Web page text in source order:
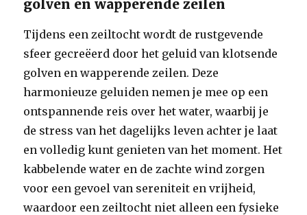
golven en wapperende zeilen
Tijdens een zeiltocht wordt de rustgevende
sfeer gecreëerd door het geluid van klotsende
golven en wapperende zeilen. Deze
harmonieuze geluiden nemen je mee op een
ontspannende reis over het water, waarbij je
de stress van het dagelijks leven achter je laat
en volledig kunt genieten van het moment. Het
kabbelende water en de zachte wind zorgen
voor een gevoel van sereniteit en vrijheid,
waardoor een zeiltocht niet alleen een fysieke